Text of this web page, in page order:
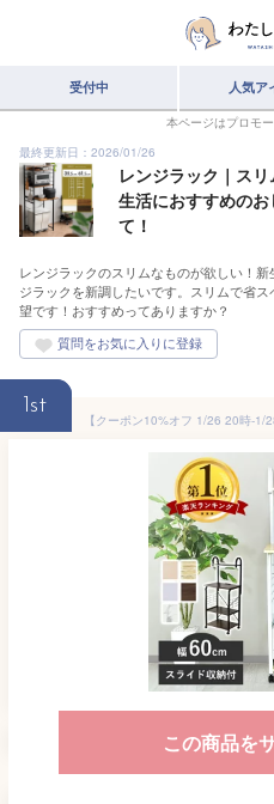
受付中 人気ア
本ページはプロモ
最終更新日：2026/01/26
レンジラック｜ス
生活におすすめの
て！
レンジラックのスリムなものが欲しい！
ジラックを新調したいです。スリムで省
望です！おすすめってありますか？
1st
この商品を